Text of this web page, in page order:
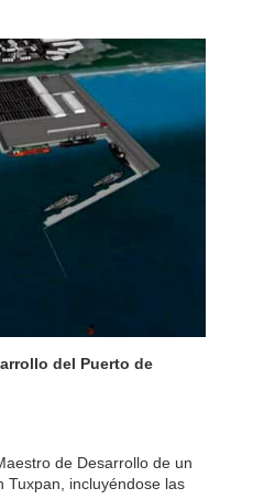
del Puerto de
de Desarrollo de un
Tuxpan, incluyéndose las